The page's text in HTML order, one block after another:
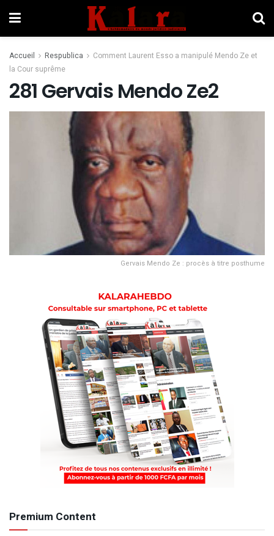
Accueil Respublica
Comment Laurent Esso a manipulé Mendo Ze et
la Cour suprême
281 Gervais Mendo Ze2
Gervais Mendo Ze : procès à titre posthume
Premium Content